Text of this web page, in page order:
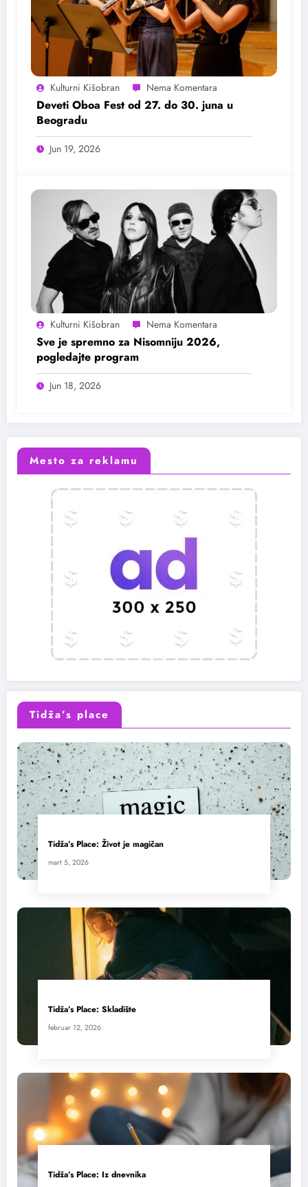
Kulturni Kišobran
Deveti Oboa Fest od 27. do 30. juna u
Beogradu
Jun 19, 2026
Kulturni Kišobran
Sve je spremno za Nisomniju 2026,
pogledajte program
Jun 18, 2026
Mesto za reklamu
Tidža’s place
Tidža’s Place: Život je magičan
mart 5, 2026
Tidža’s Place: Skladište
februar 12, 2026
Tidža’s Place: Iz dnevnika